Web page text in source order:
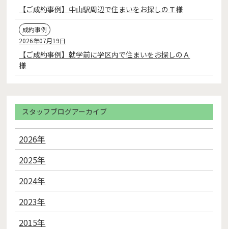
【ご成約事例】中山駅周辺で住まいをお探しのＴ様
成約事例
2026年07月19日
【ご成約事例】就学前に学区内で住まいをお探しのＡ
様
スタッフブログアーカイブ
2026年
2025年
2024年
2023年
2015年